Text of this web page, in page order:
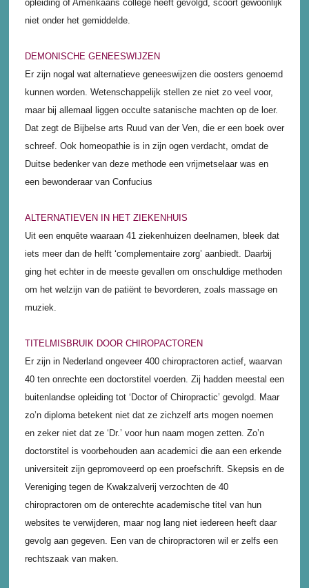
opleiding of Amerikaans college heeft gevolgd, scoort gewoonlijk
niet onder het gemiddelde.
DEMONISCHE GENEESWIJZEN
Er zijn nogal wat alternatieve geneeswijzen die oosters genoemd
kunnen worden. Wetenschappelijk stellen ze niet zo veel voor,
maar bij allemaal liggen occulte satanische machten op de loer.
Dat zegt de Bijbelse arts Ruud van der Ven, die er een boek over
schreef. Ook homeopathie is in zijn ogen verdacht, omdat de
Duitse bedenker van deze methode een vrijmetselaar was en
een bewonderaar van Confucius
ALTERNATIEVEN IN HET ZIEKENHUIS
Uit een enquête waaraan 41 ziekenhuizen deelnamen, bleek dat
iets meer dan de helft ‘complementaire zorg’ aanbiedt. Daarbij
ging het echter in de meeste gevallen om onschuldige methoden
om het welzijn van de patiënt te bevorderen, zoals massage en
muziek.
TITELMISBRUIK DOOR CHIROPACTOREN
Er zijn in Nederland ongeveer 400 chiropractoren actief, waarvan
40 ten onrechte een doctorstitel voerden. Zij hadden meestal een
buitenlandse opleiding tot ‘Doctor of Chiropractic’ gevolgd. Maar
zo’n diploma betekent niet dat ze zichzelf arts mogen noemen
en zeker niet dat ze ‘Dr.’ voor hun naam mogen zetten. Zo’n
doctorstitel is voorbehouden aan academici die aan een erkende
universiteit zijn gepromoveerd op een proefschrift. Skepsis en de
Vereniging tegen de Kwakzalverij verzochten de 40
chiropractoren om de onterechte academische titel van hun
websites te verwijderen, maar nog lang niet iedereen heeft daar
gevolg aan gegeven. Een van de chiropractoren wil er zelfs een
rechtszaak van maken.